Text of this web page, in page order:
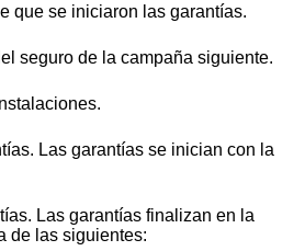
que se iniciaron las garantías.
seguro de la campaña siguiente.
Las garantías se inician con la
Las garantías finalizan en la
de las siguientes: